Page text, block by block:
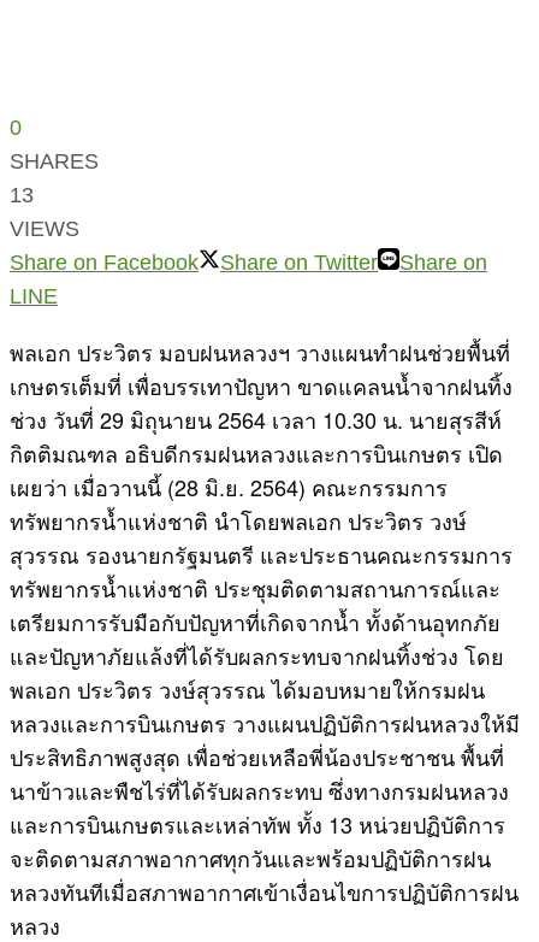
0
SHARES
13
VIEWS
Share on Facebook
Share on Twitter
Share on
LINE
พลเอก ประวิตร มอบฝนหลวงฯ วางแผนทำฝนช่วยพื้นที่
เกษตรเต็มที่ เพื่อบรรเทาปัญหา ขาดแคลนน้ำจากฝนทิ้ง
ช่วง วันที่ 29 มิถุนายน 2564 เวลา 10.30 น. นายสุรสีห์
กิตติมณฑล อธิบดีกรมฝนหลวงและการบินเกษตร เปิด
เผยว่า เมื่อวานนี้ (28 มิ.ย. 2564) คณะกรรมการ
ทรัพยากรน้ำแห่งชาติ นำโดยพลเอก ประวิตร วงษ์
สุวรรณ รองนายกรัฐมนตรี และประธานคณะกรรมการ
ทรัพยากรน้ำแห่งชาติ ประชุมติดตามสถานการณ์และ
เตรียมการรับมือกับปัญหาที่เกิดจากน้ำ ทั้งด้านอุทกภัย
และปัญหาภัยแล้งที่ได้รับผลกระทบจากฝนทิ้งช่วง โดย
พลเอก ประวิตร วงษ์สุวรรณ ได้มอบหมายให้กรมฝน
หลวงและการบินเกษตร วางแผนปฏิบัติการฝนหลวงให้มี
ประสิทธิภาพสูงสุด เพื่อช่วยเหลือพี่น้องประชาชน พื้นที่
นาข้าวและพืชไร่ที่ได้รับผลกระทบ ซึ่งทางกรมฝนหลวง
และการบินเกษตรและเหล่าทัพ ทั้ง 13 หน่วยปฏิบัติการ
จะติดตามสภาพอากาศทุกวันและพร้อมปฏิบัติการฝน
หลวงทันทีเมื่อสภาพอากาศเข้าเงื่อนไขการปฏิบัติการฝน
หลวง